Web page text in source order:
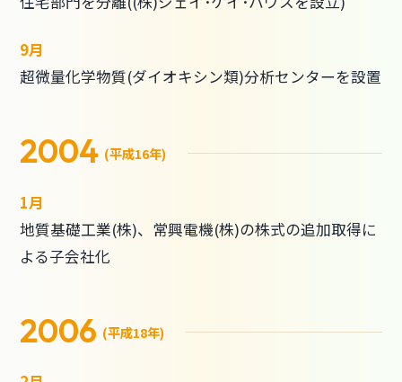
9月
超微量化学物質(ダイオキシン類)分析センターを設置
2004 (平成16年)
1月
地質基礎工業(株)、常興電機(株)の株式の追加取得に
よる子会社化
2006 (平成18年)